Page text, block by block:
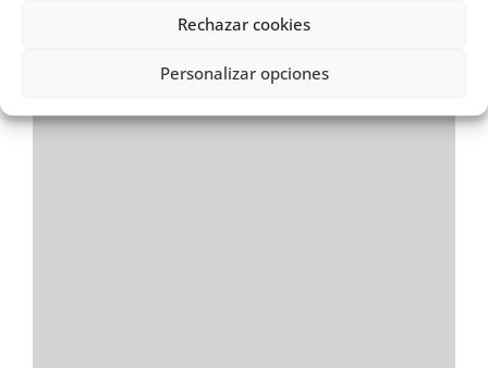
Rechazar cookies
Personalizar opciones